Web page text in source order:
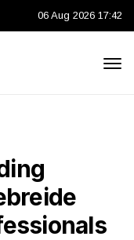
06 Aug 2026 17:42